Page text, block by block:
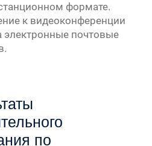
формате.
к видеоконференции
электронные почтовые
по